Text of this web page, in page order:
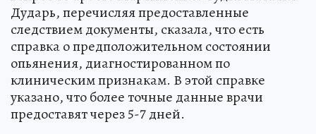
Дударь, перечисляя предоставленные
следствием документы, сказала, что есть
справка о предположительном состоянии
опьянения, диагностированном по
клиническим признакам. В этой справке
указано, что более точные данные врачи
предоставят через 5-7 дней.